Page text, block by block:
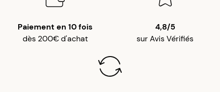
Paiement en 10 fois
dès 200€ d'achat
4,8/5
sur Avis Vérifiés